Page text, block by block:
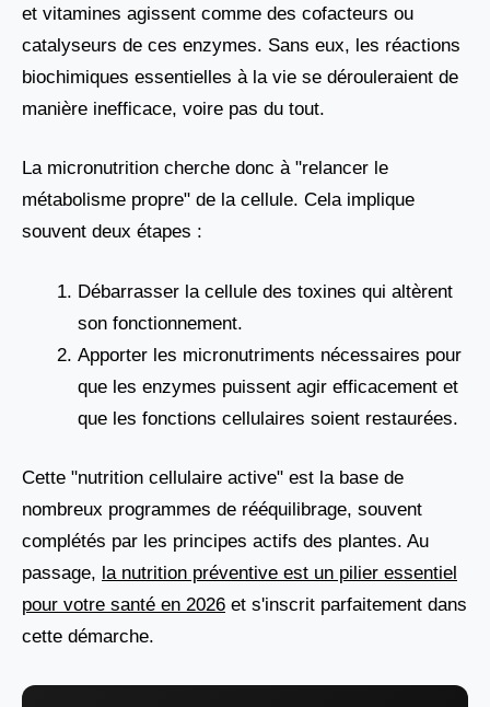
et vitamines agissent comme des cofacteurs ou
catalyseurs de ces enzymes. Sans eux, les réactions
biochimiques essentielles à la vie se dérouleraient de
manière inefficace, voire pas du tout.
La micronutrition cherche donc à "relancer le
métabolisme propre" de la cellule. Cela implique
souvent deux étapes :
Débarrasser la cellule des toxines qui altèrent
son fonctionnement.
Apporter les micronutriments nécessaires pour
que les enzymes puissent agir efficacement et
que les fonctions cellulaires soient restaurées.
Cette "nutrition cellulaire active" est la base de
nombreux programmes de rééquilibrage, souvent
complétés par les principes actifs des plantes. Au
passage, la nutrition préventive est un pilier essentiel
pour votre santé en 2026 et s'inscrit parfaitement dans
cette démarche.